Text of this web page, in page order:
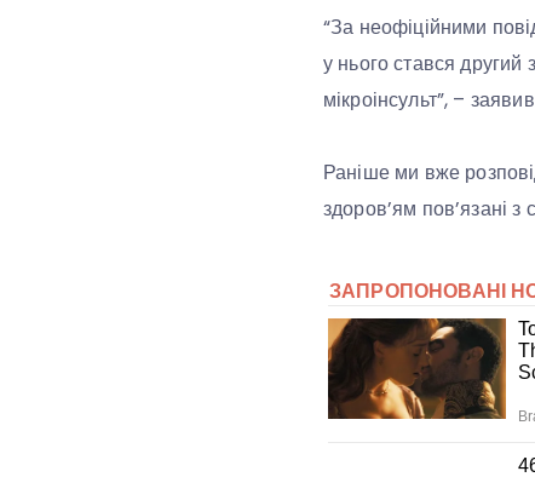
“За неофіційними
у нього стався другий
мікроінсульт”, –
Раніше ми вже
здоров’ям пов’язані